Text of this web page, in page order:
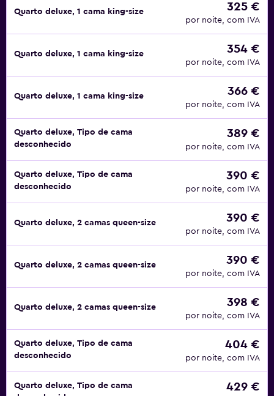
Quarto deluxe, 1 cama king-size 325 €
por noite, com IVA
Quarto deluxe, 1 cama king-size 354 €
por noite, com IVA
Quarto deluxe, 1 cama king-size 366 €
por noite, com IVA
Quarto deluxe, Tipo de cama
desconhecido
389 €
por noite, com IVA
Quarto deluxe, Tipo de cama
desconhecido
390 €
por noite, com IVA
Quarto deluxe, 2 camas queen-size 390 €
por noite, com IVA
Quarto deluxe, 2 camas queen-size 390 €
por noite, com IVA
Quarto deluxe, 2 camas queen-size 398 €
por noite, com IVA
Quarto deluxe, Tipo de cama
desconhecido
404 €
por noite, com IVA
Quarto deluxe, Tipo de cama
429 €